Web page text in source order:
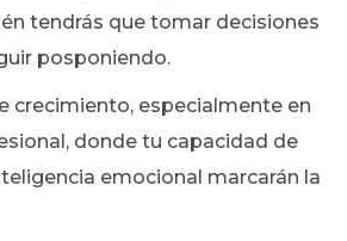
tendrás que tomar decisiones
posponiendo.
crecimiento, especialmente en
donde tu capacidad de
emocional marcarán la